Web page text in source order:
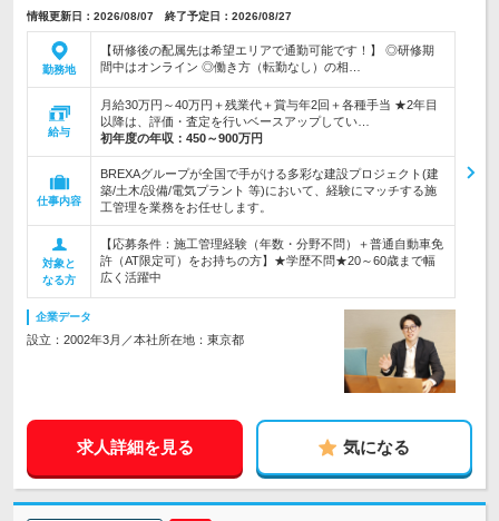
情報更新日：2026/08/07 終了予定日：2026/08/27
勤務地
【研修後の配属先は希望エリアで通勤可能です！】 ◎研修期
間中はオンライン ◎働き方（転勤なし）の相…
給与
月給30万円～40万円＋残業代＋賞与年2回＋各種手当 ★2年目
以降は、評価・査定を行いベースアップしてい…
初年度の年収： 450～900万円
仕事内容
BREXAグループが全国で手がける多彩な建設プロジェクト(建
築/土木/設備/電気プラント 等)において、経験にマッチする施
工管理を業務をお任せします。
対象と
なる方
【応募条件：施工管理経験（年数・分野不問）＋普通自動車免
許（AT限定可）をお持ちの方】★学歴不問★20～60歳まで幅
広く活躍中
企業データ
設立：2002年3月／本社所在地：東京都
求人詳細を見る 気になる